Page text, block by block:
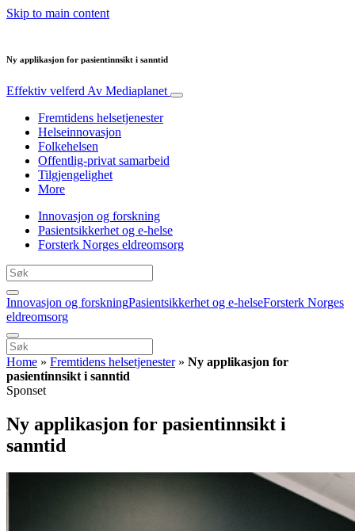
Skip to main content
Ny applikasjon for pasientinnsikt i sanntid
Effektiv velferd Av Mediaplanet
Fremtidens helsetjenester
Helseinnovasjon
Folkehelsen
Offentlig-privat samarbeid
Tilgjengelighet
More
Innovasjon og forskning
Pasientsikkerhet og e-helse
Forsterk Norges eldreomsorg
Innovasjon og forskningPasientsikkerhet og e-helseForsterk Norges
eldreomsorg
Home » Fremtidens helsetjenester» Ny applikasjon for
pasientinnsikt i sanntid
Sponset
Ny applikasjon for pasientinnsikt i
sanntid